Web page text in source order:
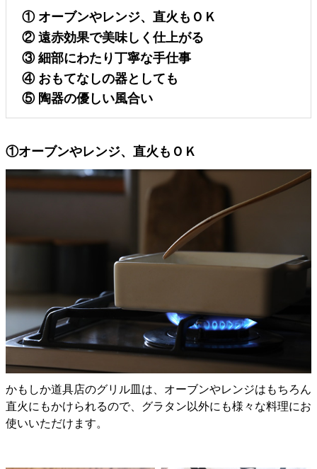
① オーブンやレンジ、直火もＯＫ
② 遠赤効果で美味しく仕上がる
③ 細部にわたり丁寧な手仕事
④ おもてなしの器としても
⑤ 陶器の優しい風合い
①オーブンやレンジ、直火もＯＫ
かもしか道具店のグリル皿は、オーブンやレンジはもちろん
直火にもかけられるので、グラタン以外にも様々な料理にお
使いいただけます。